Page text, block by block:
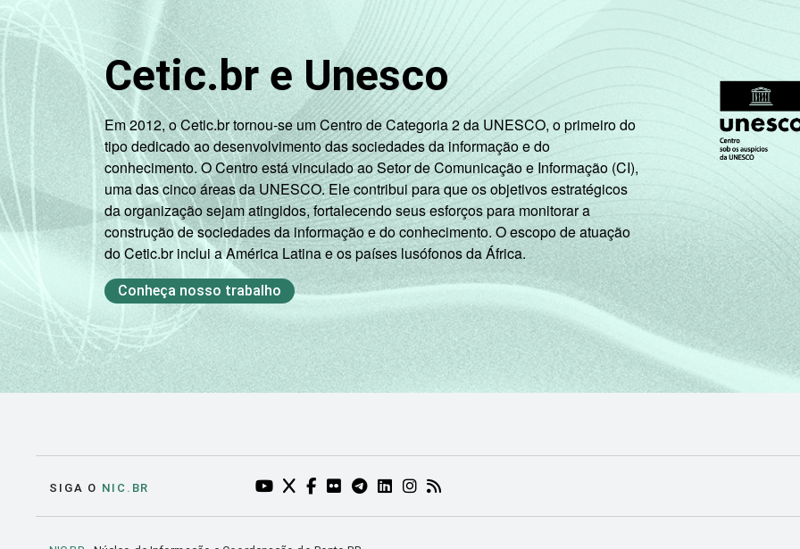
Cetic.br e Unesco
Em 2012, o Cetic.br tornou-se um Centro de Categoria 2 da UNESCO, o primeiro do
tipo dedicado ao desenvolvimento das sociedades da informação e do
conhecimento. O Centro está vinculado ao Setor de Comunicação e Informação (CI),
uma das cinco áreas da UNESCO. Ele contribui para que os objetivos estratégicos
da organização sejam atingidos, fortalecendo seus esforços para monitorar a
construção de sociedades da informação e do conhecimento. O escopo de atuação
do Cetic.br inclui a América Latina e os países lusófonos da África.
Conheça nosso trabalho
SIGA O NIC.BR YOUTUBE DO NIC.BR (ABRE EM NOVA ABA)
TWITTER DO NIC.BR (ABRE EM NOVA ABA)
FACEBOOK DO NIC.BR (ABRE EM NOVA ABA)
FLICKR DO NIC.BR (ABRE EM NOVA ABA)
TELEGRAM DO NIC.BR (ABRE EM NOVA ABA)
LINKEDIN DO NIC.BR (ABRE EM NOVA ABA)
INSTAGRAM DO NIC.BR (ABRE EM NOVA ABA)
RSS DO NIC.BR (ABRE EM NOVA ABA)